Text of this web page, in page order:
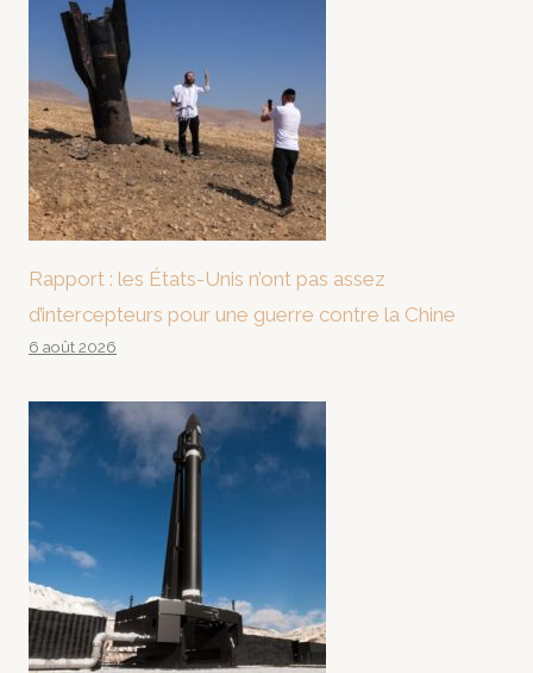
Rapport : les États-Unis n’ont pas assez
d’intercepteurs pour une guerre contre la Chine
6 août 2026